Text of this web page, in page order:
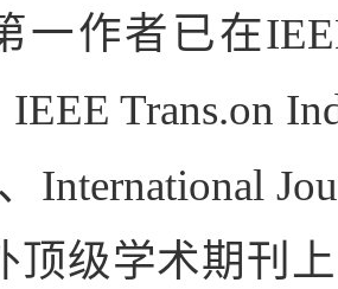
一作者已在
IEEE Trans.on
International
顶级学术期刊